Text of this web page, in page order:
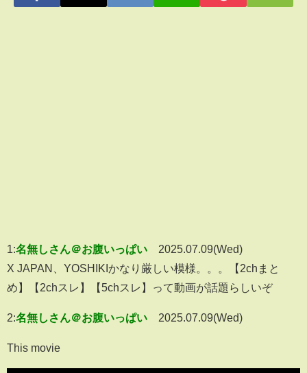
1:名無しさん＠お腹いっぱい
2025.07.09(Wed)
X JAPAN、YOSHIKIかなり厳しい模様。。。【2chまと
め】【2chスレ】【5chスレ】って動画が話題らしいぞ
2:名無しさん＠お腹いっぱい 2025.07.09(Wed)
This movie